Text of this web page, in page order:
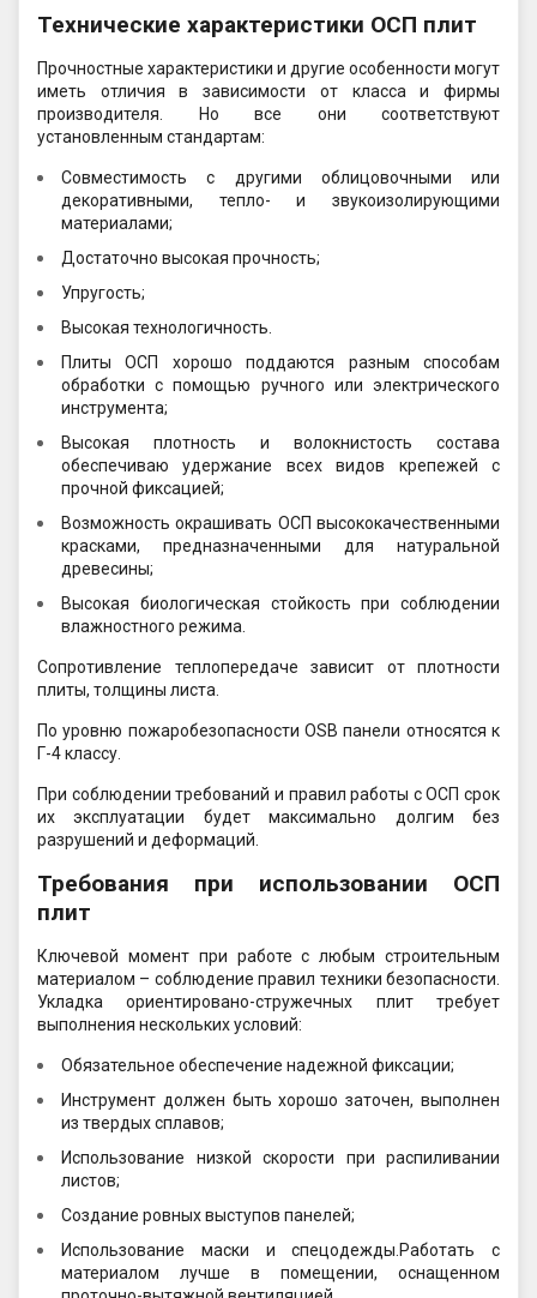
Технические характеристики ОСП плит
Прочностные характеристики и другие особенности могут
иметь отличия в зависимости от класса и фирмы
производителя. Но все они соответствуют
установленным стандартам:
Совместимость с другими облицовочными или
декоративными, тепло- и звукоизолирующими
материалами;
Достаточно высокая прочность;
Упругость;
Высокая технологичность.
Плиты ОСП хорошо поддаются разным способам
обработки с помощью ручного или электрического
инструмента;
Высокая плотность и волокнистость состава
обеспечиваю удержание всех видов крепежей с
прочной фиксацией;
Возможность окрашивать ОСП высококачественными
красками, предназначенными для натуральной
древесины;
Высокая биологическая стойкость при соблюдении
влажностного режима.
Сопротивление теплопередаче зависит от плотности
плиты, толщины листа.
По уровню пожаробезопасности OSB панели относятся к
Г-4 классу.
При соблюдении требований и правил работы с ОСП срок
их эксплуатации будет максимально долгим без
разрушений и деформаций.
Требования при использовании ОСП
плит
Ключевой момент при работе с любым строительным
материалом – соблюдение правил техники безопасности.
Укладка ориентировано-стружечных плит требует
выполнения нескольких условий:
Обязательное обеспечение надежной фиксации;
Инструмент должен быть хорошо заточен, выполнен
из твердых сплавов;
Использование низкой скорости при распиливании
листов;
Создание ровных выступов панелей;
Использование маски и спецодежды.Работать с
материалом лучше в помещении, оснащенном